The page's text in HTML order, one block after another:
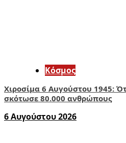
Κόσμος
Χιροσίμα 6 Αυγούστου 1945:
σκότωσε 80.000 ανθρώπους
6 Αυγούστου 2026